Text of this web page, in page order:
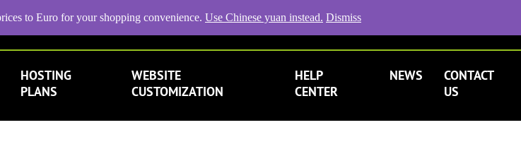
DOCUMENTATION
HOSTING
PLANS
WEBSITE
CUSTOMIZATION
HELP
CENTER
NEWS
CONTACT
US
to Euro for your shopping convenience. Use Chinese yuan instead. Dismiss